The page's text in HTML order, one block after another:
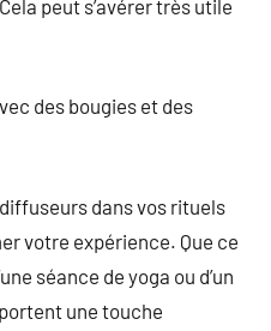
peut s’avérer très utile
des bougies et des
dans vos rituels
votre expérience. Que ce
séance de yoga ou d’un
une touche